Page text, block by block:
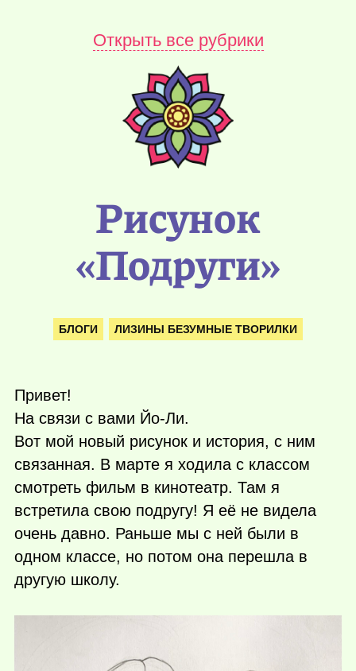
Открыть все рубрики
Рисунок
«Подруги»
БЛОГИ ЛИЗИНЫ БЕЗУМНЫЕ ТВОРИЛКИ
Привет!
На связи с вами Йо-Ли.
Вот мой новый рисунок и история, с ним
связанная. В марте я ходила с классом
смотреть фильм в кинотеатр. Там я
встретила свою подругу! Я её не видела
очень давно. Раньше мы с ней были в
одном классе, но потом она перешла в
другую школу.